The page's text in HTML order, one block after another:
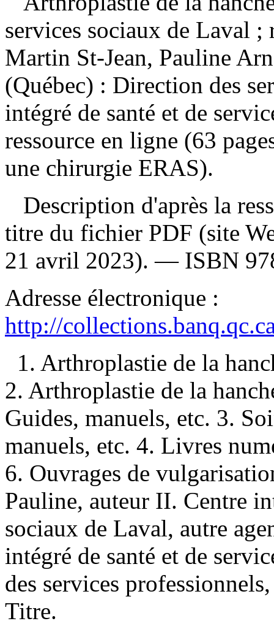
services sociaux de Laval
Martin St-Jean, Pauline
(Québec) : Direction des
intégré de santé et de
ressource en ligne (63
une chirurgie ERAS).
Description d'après la
titre du fichier PDF (site
21 avril 2023). — ISBN
Adresse électronique :
http://
1. Arthroplastie de la
2. Arthroplastie de la
Guides, manuels, etc. 3.
manuels, etc. 4. Livres
6. Ouvrages de
Pauline, auteur II. Centre
sociaux de Laval, autre
intégré de santé et de
des services
Titre.